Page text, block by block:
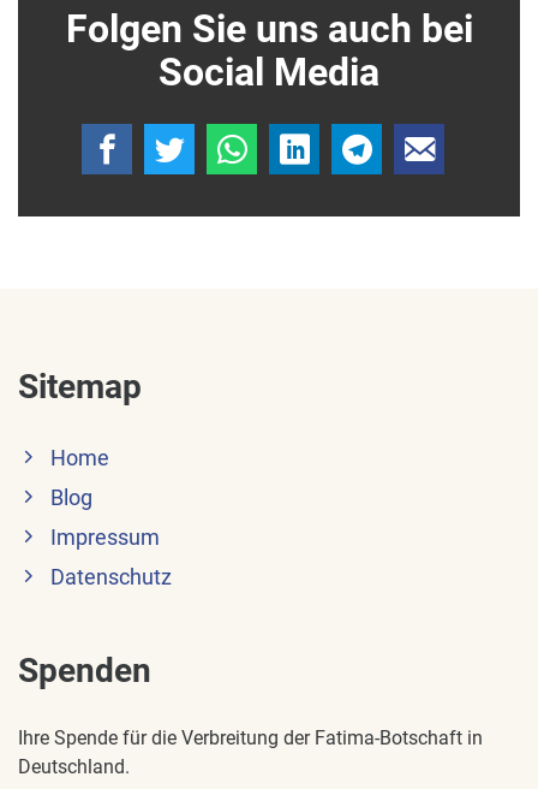
Folgen Sie uns auch bei
Social Media
Sitemap
Home
Blog
Impressum
Datenschutz
Spenden
Ihre Spende für die Verbreitung der Fatima-Botschaft in
Deutschland.